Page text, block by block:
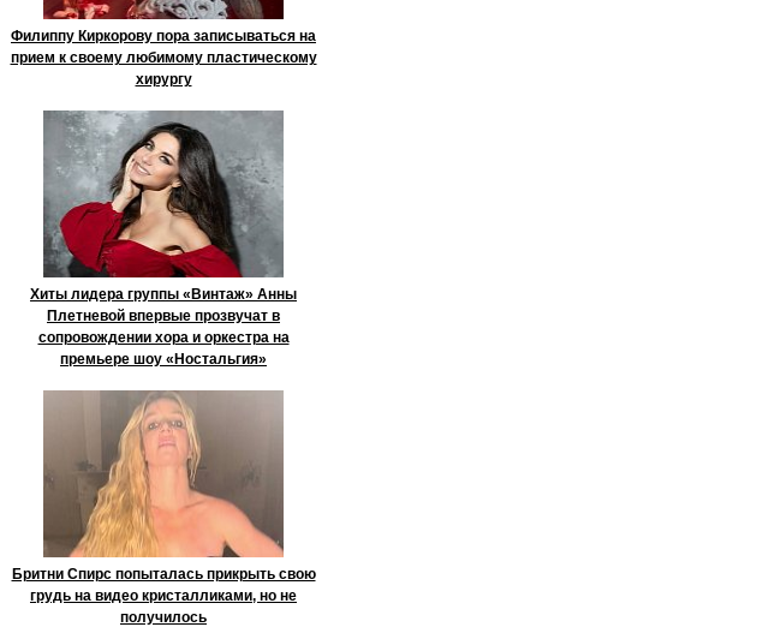
Филиппу Киркорову пора записываться на
прием к своему любимому пластическому
хирургу
Хиты лидера группы «Винтаж» Анны
Плетневой впервые прозвучат в
сопровождении хора и оркестра на
премьере шоу «Ностальгия»
Бритни Спирс попыталась прикрыть свою
грудь на видео кристалликами, но не
получилось